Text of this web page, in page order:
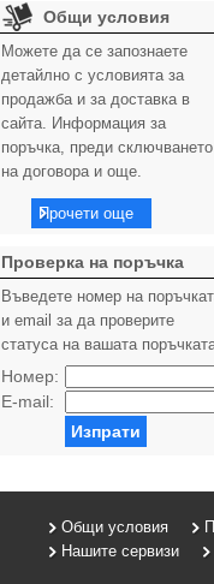
Общи условия
Можете да се запознаете
детайлно с условията за
продажба и за доставка в
сайта. Информация за
поръчка, преди сключването
на договора и още.
Прочети още
Проверка на поръчка
Въведете номер на
и email за да проверите
статуса на вашата
Номер:
E-mail:
Изпрати
Общи условия
Нашите сервизи